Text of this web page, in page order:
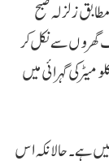
زلزلہ صبح
لوگ گھروں سے نکل کر
میں جمع ہو گئے۔ زلزلے کا مرکز شمالی دہلی میں 5 کلومیٹر کی گہرائی میں
ہے۔ حالانکہ اس